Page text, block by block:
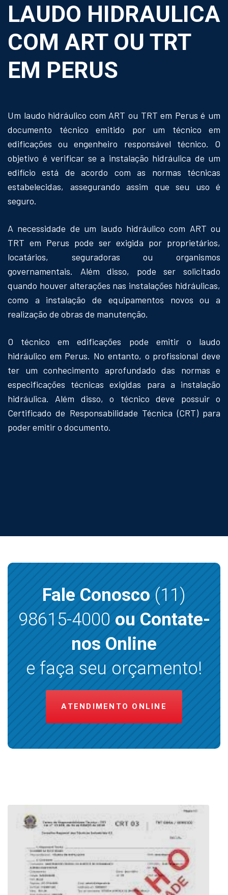
LAUDO HIDRAULICA
COM ART OU TRT
EM PERUS
Um laudo hidráulico com ART ou TRT em Perus é um
documento técnico emitido por um técnico em
edificações ou engenheiro responsável técnico. O
objetivo é verificar se a instalação hidráulica de um
edifício está de acordo com as normas técnicas
estabelecidas, assegurando assim que seu uso é
seguro.
A necessidade de um laudo hidráulico com ART ou
TRT em Perus pode ser exigida por proprietários,
locatários, seguradoras ou organismos
governamentais. Além disso, pode ser solicitado
quando houver alterações nas instalações hidráulicas,
como a instalação de equipamentos novos ou a
realização de obras de manutenção.
O técnico em edificações pode emitir o laudo
hidráulico em Perus. No entanto, o profissional deve
ter um conhecimento aprofundado das normas e
especificações técnicas exigidas para a instalação
hidráulica. Além disso, o técnico deve possuir o
Certificado de Responsabilidade Técnica (CRT) para
poder emitir o documento.
Fale Conosco(11)
98615-4000ou Contate-
nos Online
e faça seu orçamento!
ATENDIMENTO ONLINE